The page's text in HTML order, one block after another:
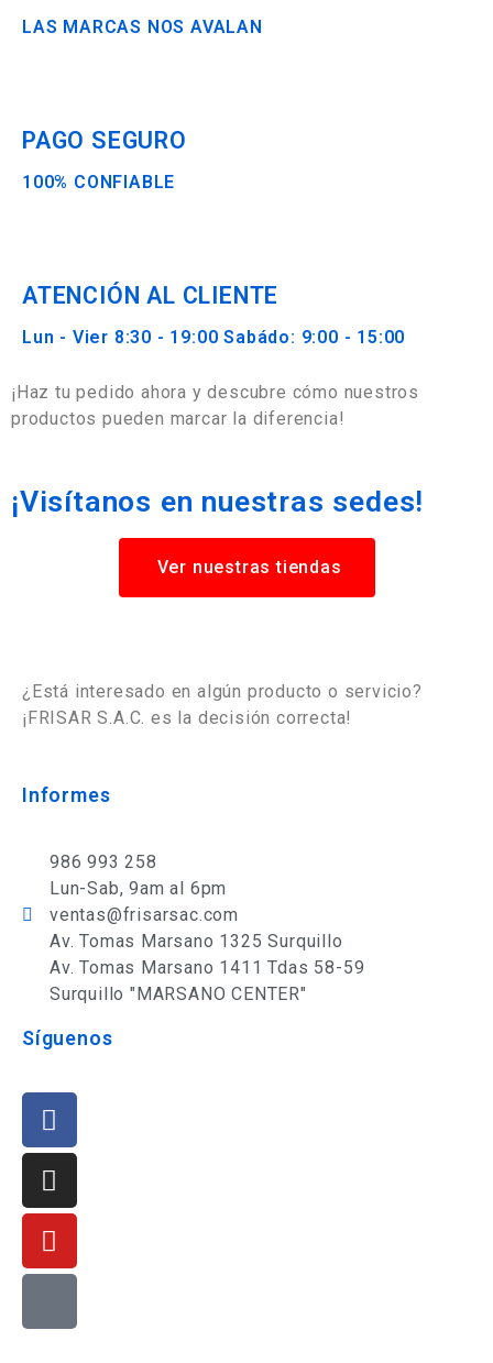
LAS MARCAS NOS AVALAN
PAGO SEGURO
100% CONFIABLE
ATENCIÓN AL CLIENTE
Lun - Vier 8:30 - 19:00 Sabádo: 9:00 - 15:00
¡Haz tu pedido ahora y descubre cómo nuestros
productos pueden marcar la diferencia!
¡Visítanos en nuestras sedes!
Ver nuestras tiendas
¿Está interesado en algún producto o servicio?
¡FRISAR S.A.C. es la decisión correcta!
Informes
986 993 258
Lun-Sab, 9am al 6pm
ventas@frisarsac.com
Av. Tomas Marsano 1325 Surquillo
Av. Tomas Marsano 1411 Tdas 58-59
Surquillo "MARSANO CENTER"
Síguenos